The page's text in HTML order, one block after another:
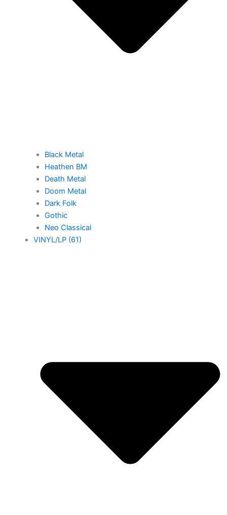
Black Metal
Heathen BM
Death Metal
Doom Metal
Dark Folk
Gothic
Neo Classical
VINYL/LP (61)